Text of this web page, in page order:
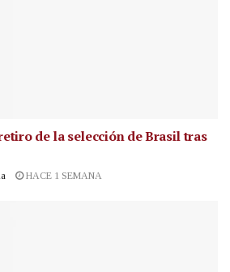
de la selección de Brasil tras
HACE 1 SEMANA